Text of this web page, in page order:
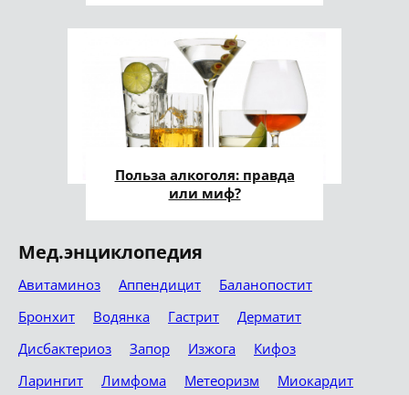
Польза алкоголя: правда
или миф?
Мед.энциклопедия
Авитаминоз Аппендицит
Баланопостит
Бронхит
Водянка Гастрит
Дерматит
Дисбактериоз
Запор Изжога
Кифоз
Ларингит
Лимфома Метеоризм
Миокардит